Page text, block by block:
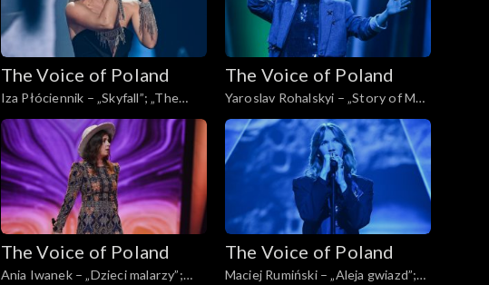
The Voice of Poland
Iza Płóciennik – „Skyfall”; „The
Voice of Poland”, Live, 16 listopada
2024
The Voice of Poland
Yaroslav Rohalskyi – „Story of My
Life”; „The Voice of Poland”, Live,
16 listopada 2024
The Voice of Poland
Ania Iwanek – „Dzieci malarzy”;
The Voice of Poland
Maciej Rumiński – „Aleja gwiazd”;